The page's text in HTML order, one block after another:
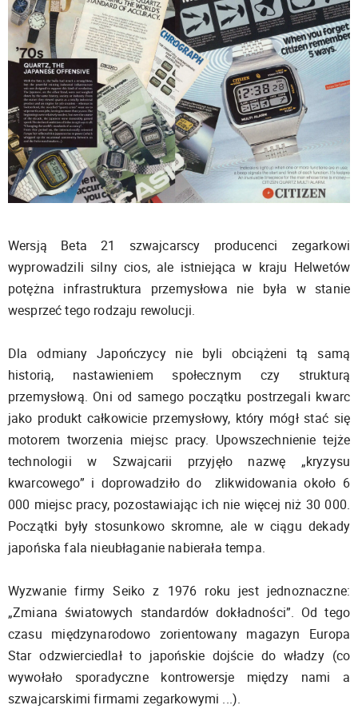
Wersją Beta 21 szwajcarscy producenci zegarkowi
wyprowadzili silny cios, ale istniejąca w kraju Helwetów
potężna infrastruktura przemysłowa nie była w stanie
wesprzeć tego rodzaju rewolucji.
Dla odmiany Japończycy nie byli obciążeni tą samą
historią, nastawieniem społecznym czy strukturą
przemysłową. Oni od samego początku postrzegali kwarc
jako produkt całkowicie przemysłowy, który mógł stać się
motorem tworzenia miejsc pracy. Upowszechnienie tejże
technologii w Szwajcarii przyjęło nazwę „kryzysu
kwarcowego” i doprowadziło do zlikwidowania około 6
000 miejsc pracy, pozostawiając ich nie więcej niż 30 000.
Początki były stosunkowo skromne, ale w ciągu dekady
japońska fala nieubłaganie nabierała tempa.
Wyzwanie firmy Seiko z 1976 roku jest jednoznaczne:
„Zmiana światowych standardów dokładności”. Od tego
czasu międzynarodowo zorientowany magazyn Europa
Star odzwierciedlał to japońskie dojście do władzy (co
wywołało sporadyczne kontrowersje między nami a
szwajcarskimi firmami zegarkowymi ...).